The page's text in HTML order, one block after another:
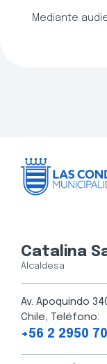
Mediante
Catalina
Alcaldesa
Av. Apoquindo
Chile, Teléfono:
+56 2 2950